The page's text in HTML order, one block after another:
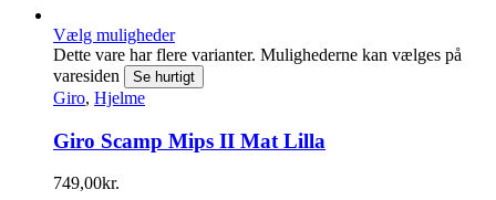
Vælg muligheder
Dette vare har flere varianter. Mulighederne kan vælges på
varesiden
Se hurtigt
Giro, Hjelme
Giro Scamp Mips II Mat Lilla
749,00kr.